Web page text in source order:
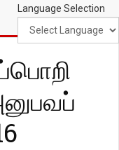
Language Selection